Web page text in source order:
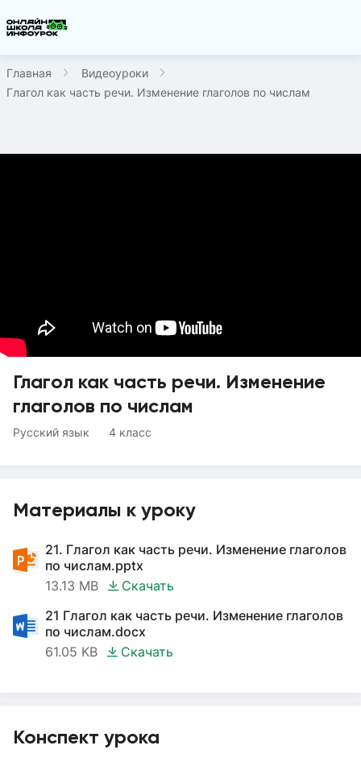
Главная
Видеоуроки
Глагол как часть речи. Изменение глаголов по числам
Глагол как часть речи. Изменение
глаголов по числам
Русский язык 4 класс
Материалы к уроку
21. Глагол как часть речи. Изменение глаголов
по числам.pptx
13.13 MB
Скачать
21 Глагол как часть речи. Изменение глаголов
по числам.docx
61.05 KB
Скачать
Конспект урока